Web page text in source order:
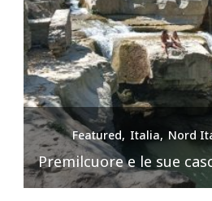
Featured Italia Nord
Premilcuore e le sue